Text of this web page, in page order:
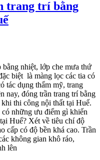
trang trí bằng
nhiệt, lớp che mưa thứ
biệt là màng lọc các tia có
tác dụng thẩm mỹ, trang
nay, đóng trần trang trí bằng
thi công nội thất tại Huế.
những ưu điểm gì khiến
Huế? Xét về tiêu chí độ
cấp có độ bền khá cao. Trần
không gian khô ráo,
lên